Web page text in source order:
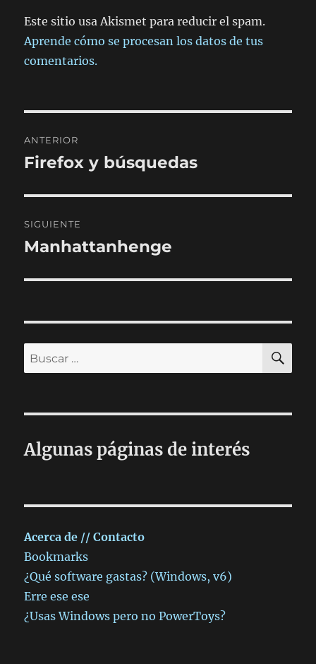
Este sitio usa Akismet para reducir el spam.
Aprende cómo se procesan los datos de tus
comentarios.
de
ANTERIOR
Entrada
Firefox y búsquedas
SIGUIENTE
Entrada
Manhattanhenge
Buscar
por:
Algunas páginas de interés
Acerca de // Contacto
Bookmarks
¿Qué software gastas? (Windows, v6)
Erre ese ese
¿Usas Windows pero no PowerToys?